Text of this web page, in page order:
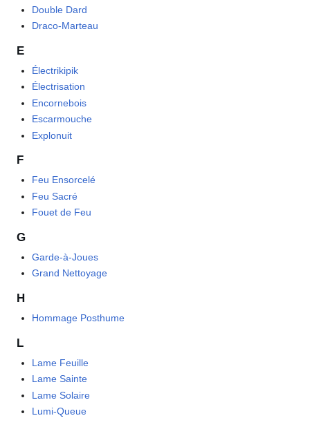
Double Dard
Draco-Marteau
E
Électrikipik
Électrisation
Encornebois
Escarmouche
Explonuit
F
Feu Ensorcelé
Feu Sacré
Fouet de Feu
G
Garde-à-Joues
Grand Nettoyage
H
Hommage Posthume
L
Lame Feuille
Lame Sainte
Lame Solaire
Lumi-Queue